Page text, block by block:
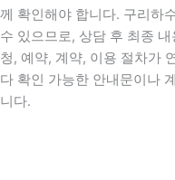
께 확인해야 합니다. 구리하
수 있으므로, 상담 후 최종
청, 예약, 계약, 이용 절차가
다 확인 가능한 안내문이나
니다.